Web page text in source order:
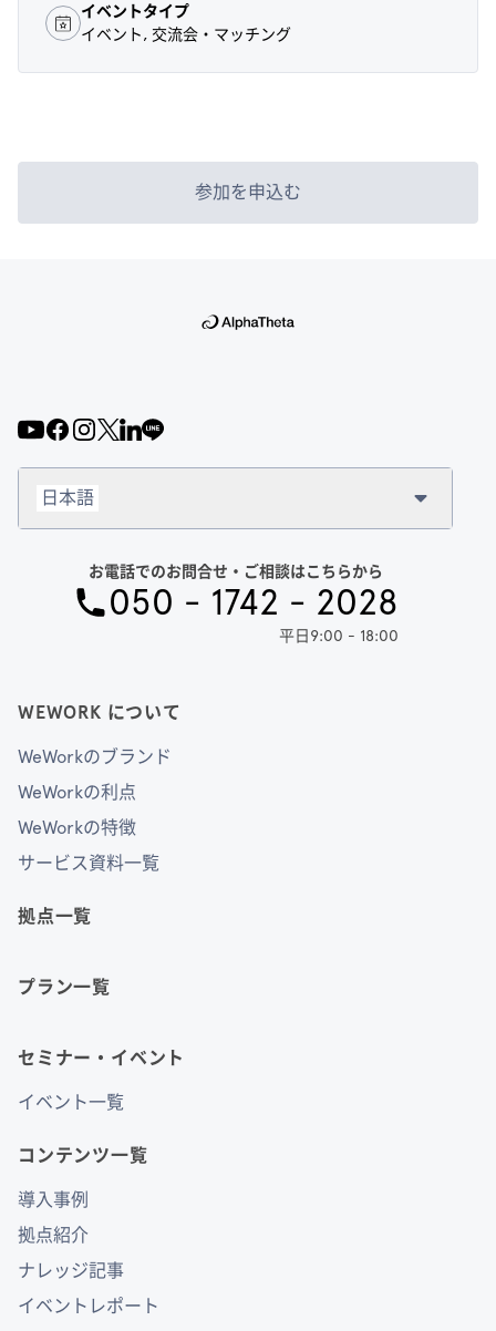
イベントタイプ
イベント, 交流会・マッチング
参加を申込む
WEWORK について
WeWorkのブランド
WeWorkの利点
WeWorkの特徴
サービス資料一覧
拠点一覧
プラン一覧
セミナー・イベント
イベント一覧
コンテンツ一覧
導入事例
拠点紹介
ナレッジ記事
イベントレポート
お電話でのお問合せ・ご相談はこちらから
050 - 1742 - 2028
平日9:00 - 18:00
日本語